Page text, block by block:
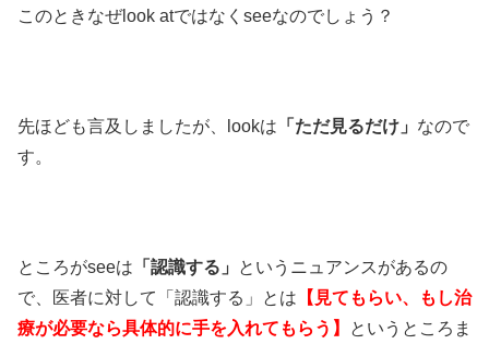
このときなぜlook atではなくseeなのでしょう？
先ほども言及しましたが、lookは 「ただ見るだけ」 なので
す。
ところがseeは 「認識する」
というニュアンスがあるの
で、医者に対して「認識する」とは 【見てもらい、もし治
療が必要なら具体的に手を入れてもらう】
というところま